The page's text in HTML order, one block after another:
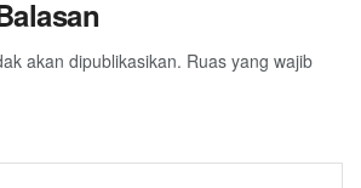
akan dipublikasikan. Ruas yang wajib